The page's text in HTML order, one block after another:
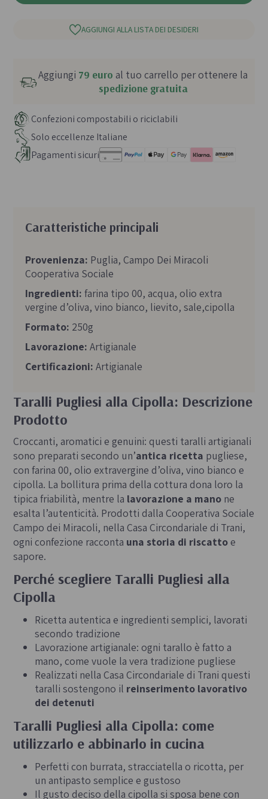
AGGIUNGI ALLA LISTA DEI DESIDERI
Aggiungi 79 euro al tuo carrello per ottenere la
spedizione gratuita
Confezioni compostabili o riciclabili
Solo eccellenze Italiane
Pagamenti sicuri
Taralli Pugliesi alla Cipolla: Descrizione
Prodotto
Croccanti, aromatici e genuini: questi taralli artigianali
sono preparati secondo un’antica ricetta pugliese,
con farina 00, olio extravergine d’oliva, vino bianco e
cipolla. La bollitura prima della cottura dona loro la
tipica friabilità, mentre la lavorazione a mano ne
esalta l’autenticità. Prodotti dalla Cooperativa Sociale
Campo dei Miracoli, nella Casa Circondariale di Trani,
ogni confezione racconta una storia di riscattoe
sapore.
Perché scegliere Taralli Pugliesi alla
Cipolla
Ricetta autentica e ingredienti semplici, lavorati
secondo tradizione
Lavorazione artigianale: ogni tarallo è fatto a
mano, come vuole la vera tradizione pugliese
Realizzati nella Casa Circondariale di Trani questi
taralli sostengono il reinserimento lavorativo
dei detenuti
Taralli Pugliesi alla Cipolla: come
utilizzarlo e abbinarlo in cucina
Perfetti con burrata, stracciatella o ricotta, per
un antipasto semplice e gustoso
Il gusto deciso della cipolla si sposa bene con
Caratteristiche principali
Provenienza: Puglia, Campo Dei Miracoli
Cooperativa Sociale
Ingredienti: farina tipo 00, acqua, olio extra
vergine d’oliva, vino bianco, lievito, sale,cipolla
Formato: 250g
Lavorazione: Artigianale
Certificazioni: Artigianale